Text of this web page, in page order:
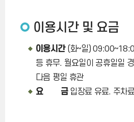
이용시간 및 요금
이용시간(화~일)
등 휴무. 월요일이 공휴일일
다음 평일 휴관
요 금입장료 유료. 주차